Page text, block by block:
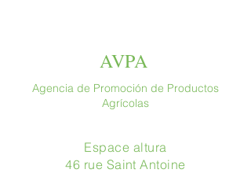
AVPA
Agencia de Promoción de Productos
Agrícolas
Espace altura
46 rue Saint Antoine